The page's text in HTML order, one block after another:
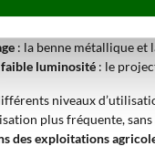
sur les chantiers
: la
: la plateforme
: la benne métallique et
luminosité : le
niveaux
plus fréquente,
des exploitations